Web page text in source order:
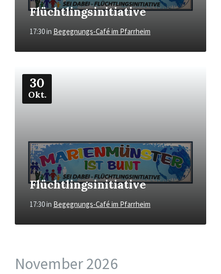
Flüchtlingsinitiative
17:30in Begegnungs-Café im Pfarrheim
30
Okt.
Flüchtlingsinitiative
17:30in Begegnungs-Café im Pfarrheim
November 2026